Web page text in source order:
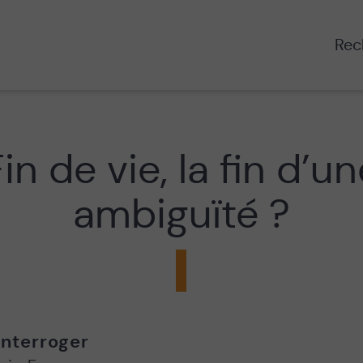
de vie, la fin
ambiguïté ?